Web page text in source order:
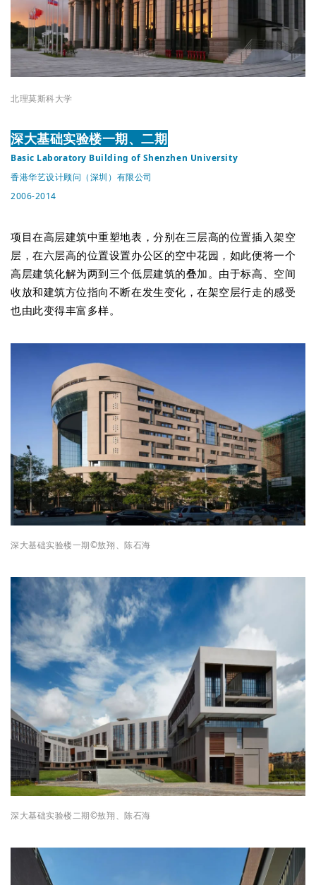
北理莫斯科大学
深大基础实验楼一期、二期
Basic Laboratory Building of Shenzhen University
香港华艺设计顾问（深圳）有限公司
2006-2014
项目在高层建筑中重塑地表，分别在三层高的位置插入架空
层，在六层高的位置设置办公区的空中花园，如此便将一个
高层建筑化解为两到三个低层建筑的叠加。由于标高、空间
收放和建筑方位指向不断在发生变化，在架空层行走的感受
也由此变得丰富多样。
深大基础实验楼一期©敖翔、陈石海
深大基础实验楼二期©敖翔、陈石海